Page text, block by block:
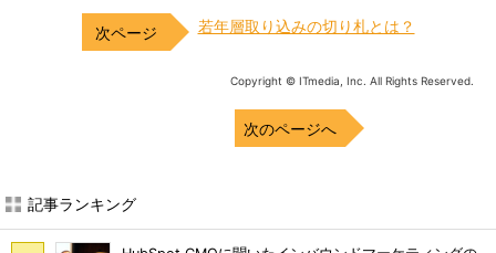
若年層取り込みの切り札とは？
Copyright © ITmedia, Inc. All Rights Reserved.
次のページへ
記事ランキング